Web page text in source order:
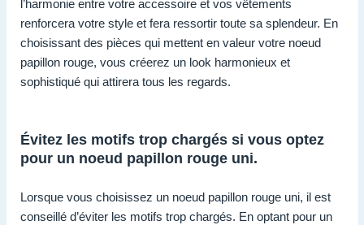
l’harmonie entre votre accessoire et vos vêtements
renforcera votre style et fera ressortir toute sa splendeur. En
choisissant des pièces qui mettent en valeur votre noeud
papillon rouge, vous créerez un look harmonieux et
sophistiqué qui attirera tous les regards.
Évitez les motifs trop chargés si vous optez
pour un noeud papillon rouge uni.
Lorsque vous choisissez un noeud papillon rouge uni, il est
conseillé d’éviter les motifs trop chargés. En optant pour un